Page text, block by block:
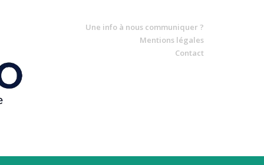
Une info à nous communiquer ?
Mentions légales
Contact